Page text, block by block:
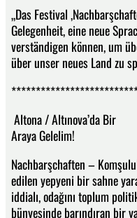
„Das Festival
Gelegenheit, eine neue
verständigen können, um
über unser neues Land zu
Altona / Altınova’da Bir
Araya Gelelim!
Nachbarşchaften –
edilen yepyeni bir sahne
iddialı, odağını toplum
bünyesinde barındıran bir